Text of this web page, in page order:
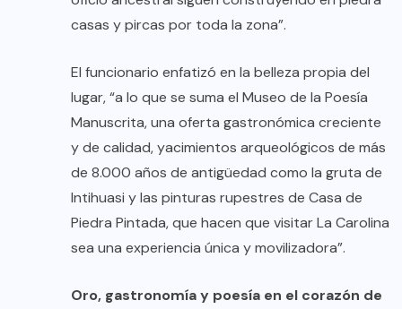
casas y pircas por toda la zona”.
El funcionario enfatizó en la belleza propia del
lugar, “a lo que se suma el Museo de la Poesía
Manuscrita, una oferta gastronómica creciente
y de calidad, yacimientos arqueológicos de más
de 8.000 años de antigüedad como la gruta de
Intihuasi y las pinturas rupestres de Casa de
Piedra Pintada, que hacen que visitar La Carolina
sea una experiencia única y movilizadora”.
Oro, gastronomía y poesía en el corazón de